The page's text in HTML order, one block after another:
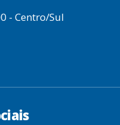
- Centro/Sul